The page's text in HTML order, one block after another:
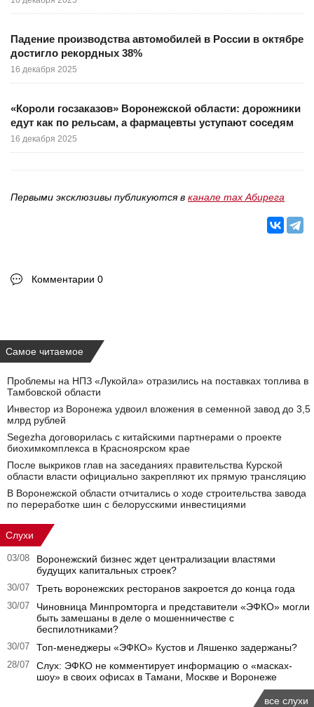
Падение производства автомобилей в России в октябре
достигло рекордных 38%
16 декабря 2025
«Короли госзаказов» Воронежской области: дорожники
едут как по рельсам, а фармацевты уступают соседям
16 декабря 2025
Первыми эксклюзивы публикуются в канале max Абирега
Комментарии 0
Самое читаемое
Проблемы на НПЗ «Лукойла» отразились на поставках топлива в
Тамбовской области
Инвестор из Воронежа удвоил вложения в семенной завод до 3,5
млрд рублей
Segezha договорилась с китайскими партнерами о проекте
биохимкомплекса в Красноярском крае
После выкриков глав на заседаниях правительства Курской
области власти официально закрепляют их прямую трансляцию
В Воронежской области отчитались о ходе строительства завода
по переработке шин с белорусскими инвестициями
Слухи
03/08
Воронежский бизнес ждет централизации властями
будущих капитальных строек?
30/07 Треть воронежских ресторанов закроется до конца года
30/07
Чиновница Минпромторга и представители «ЭФКО» могли
быть замешаны в деле о мошенничестве с
беспилотниками?
30/07 Топ-менеджеры «ЭФКО» Кустов и Ляшенко задержаны?
28/07
Слух: ЭФКО не комментирует информацию о «масках-
шоу» в своих офисах в Тамани, Москве и Воронеже
все слухи